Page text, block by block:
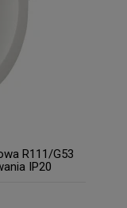
R111/G53
IP20